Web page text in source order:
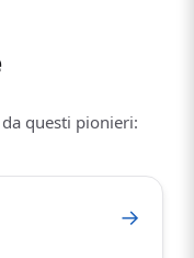
questi pionieri:
→